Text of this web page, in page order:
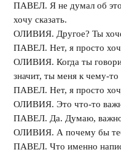
ПАВЕЛ. Я не думал об
хочу сказать.
ОЛИВИЯ. Другое? Ты
ПАВЕЛ. Нет, я просто
ОЛИВИЯ. Когда ты
значит, ты меня к чему-
ПАВЕЛ. Нет, я просто
ОЛИВИЯ. Это что-то
ПАВЕЛ. Да. Думаю,
ОЛИВИЯ. А почему бы
ПАВЕЛ. Что именно